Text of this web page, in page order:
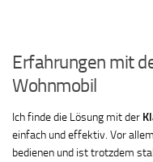
Erfahrungen mit
Wohnmobil
Ich finde die Lösung mit der
einfach und effektiv. Vor
bedienen und ist trotzdem